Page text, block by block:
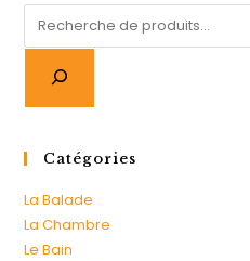
Catégories
La Balade
La Chambre
Le Bain